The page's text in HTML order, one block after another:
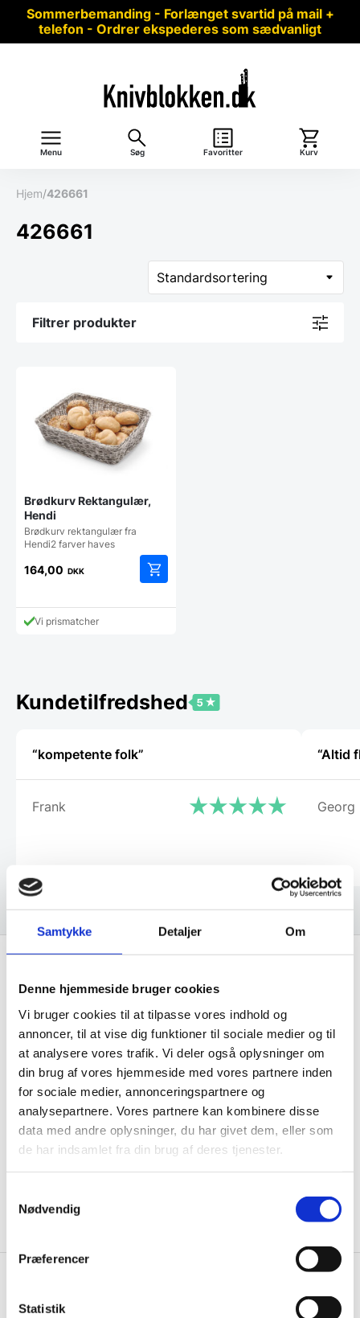
Samtykke Detaljer Om
Denne hjemmeside bruger cookies
Vi bruger cookies til at tilpasse vores indhold og
annoncer, til at vise dig funktioner til sociale medier og til
at analysere vores trafik. Vi deler også oplysninger om
din brug af vores hjemmeside med vores partnere inden
for sociale medier, annonceringspartnere og
analysepartnere. Vores partnere kan kombinere disse
data med andre oplysninger, du har givet dem, eller som
de har indsamlet fra din brug af deres tjenester.
Nødvendig
Præferencer
Statistik
Sommerbemanding - Forlænget svartid på mail +
telefon - Ordrer ekspederes som sædvanligt
Menu Søg Favoritter Kurv
Hjem/426661
426661
Filtrer produkter
Brødkurv Rektangulær,
Hendi
Brødkurv rektangulær fra
Hendi2 farver haves
164,00 DKK
vare
vælges
på
Vi prismatcher
Kundetilfredshed
“kompetente folk”
Frank
“Altid
Georg
Få de bedste tilbud først!
Husk at tilmelde dig vores nyhedsbrev og vær først
til de bedste tilbud. Og bare rolig, vi spammer dig
ikke, men sender kun relevante tilbud og
informationer til dig.